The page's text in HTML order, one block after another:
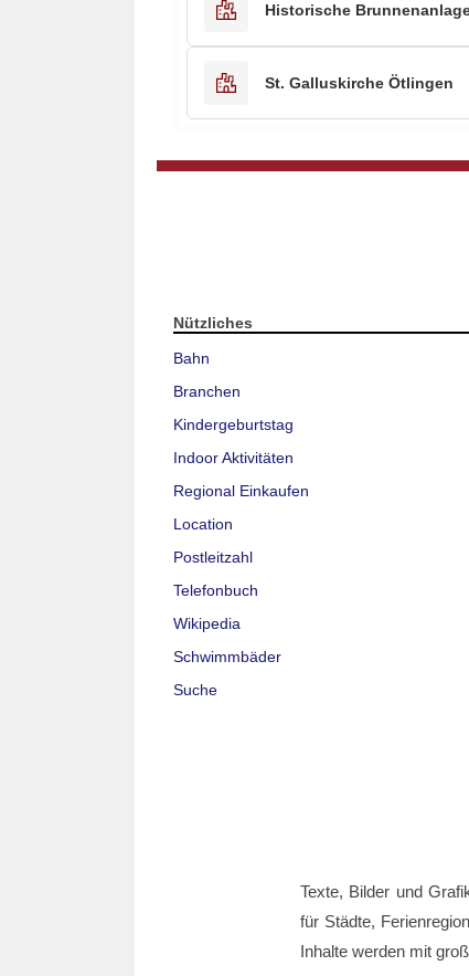
Historische
St. Galluskirche Ötlingen
Nützliches
Bahn
Branchen
Kindergeburtstag
Indoor Aktivitäten
Regional Einkaufen
Location
Postleitzahl
Telefonbuch
Wikipedia
Schwimmbäder
Suche
Texte, Bilder und
für Städte,
Inhalte werden mit